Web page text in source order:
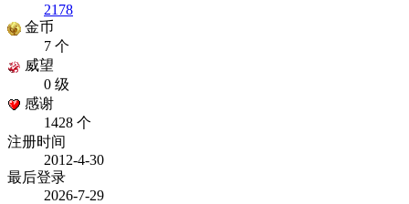
2178
金币
7 个
威望
0 级
感谢
1428 个
注册时间
2012-4-30
最后登录
2026-7-29